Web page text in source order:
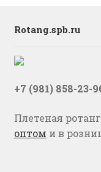
Rotang.spb.ru
+7 (981) 858-23-
Плетеная
оптом и в